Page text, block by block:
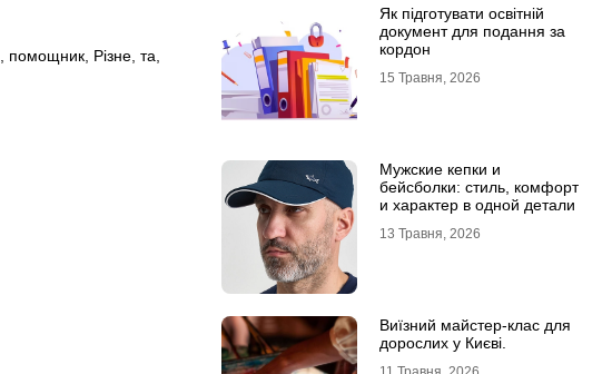
помощник Різне та
Як підготувати освітній
документ для подання за
кордон
15 Травня, 2026
Мужские кепки и
бейсболки: стиль, комфорт
и характер в одной детали
13 Травня, 2026
Виїзний майстер-клас для
дорослих у Києві.